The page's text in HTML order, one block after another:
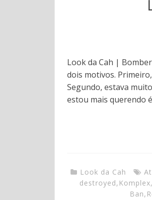
Look da Cah |
dois motivos.
Segundo, estava
estou mais querendo
Look da Cah
destroyed, Komplex,
Ban,